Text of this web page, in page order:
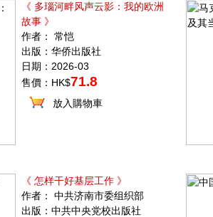
《 多瑙河畔风声云影：我的欧洲
故事 》
作者： 常恺
出版：华侨出版社
日期：2026-03
售價：HK$71.8
放入購物車
《 怎样干好基层工作 》
作者： 中共济南市委组织部
出版：中共中央党校出版社